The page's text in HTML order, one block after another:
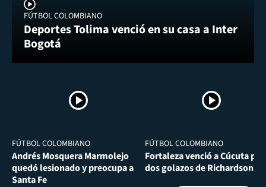
FÚTBOL COLOMBIANO
Deportes Tolima venció en su casa a Inter
Bogotá
FÚTBOL COLOMBIANO
Andrés Mosquera Marmolejo
quedó lesionado y preocupa a
Santa Fe
FÚTBOL COLOMBIANO
Fortaleza venció a Cúcuta por
dos golazos de Richardson